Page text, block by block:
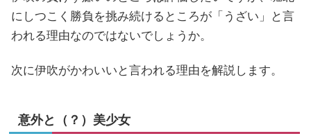
にしつこく勝負を挑み続けるところが「うざい」と言
われる理由なのではないでしょうか。
次に伊吹がかわいいと言われる理由を解説します。
意外と（？）美少女